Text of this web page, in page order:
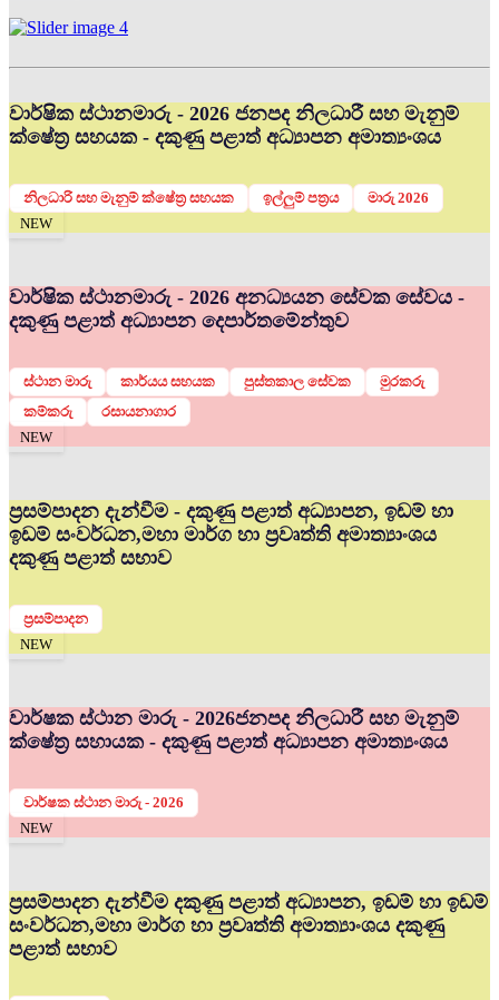
වාර්ෂික ස්ථානමාරු - 2026 ජනපද නිලධාරී සහ මැනුම්
ක්ෂේත්‍ර සහයක - දකුණු පළාත් අධ්‍යාපන අමාත්‍යංශය
නිලධාරි සහ මැනුම් ක්ෂේත්‍ර සහයක ඉල්ලුම් පත්‍රය
මාරු 2026
NEW
වාර්ෂික ස්ථානමාරු - 2026 අනධ්‍යයන සේවක සේවය -
දකුණු පළාත් අධ්‍යාපන දෙපාර්තමේන්තුව
ස්ථාන මාරු කාර්යය සහයක පුස්තකාල සේවක
මුරකරු
කම්කරු
රසායනාගාර
NEW
ප්‍රසම්පාදන දැන්වීම - දකුණු පළාත් අධ්‍යාපන, ඉඩම් හා
ඉඩම් සංවර්ධන,මහා මාර්ග හා ප්‍රවෘත්ති අමාත්‍යාංශය
දකුණු පළාත් සභාව
ප්‍රසම්පාදන
NEW
වාර්ෂක ස්ථාන මාරු - 2026ජනපද නිලධාරී සහ මැනුම්
ක්ෂේත්‍ර සහායක - දකුණු පළාත් අධ්‍යාපන අමාත්‍යංශය
වාර්ෂක ස්ථාන මාරු - 2026
NEW
ප්‍රසම්පාදන දැන්වීම දකුණු පළාත් අධ්‍යාපන, ඉඩම් හා ඉඩම්
සංවර්ධන,මහා මාර්ග හා ප්‍රවෘත්ති අමාත්‍යාංශය දකුණු
පළාත් සභාව